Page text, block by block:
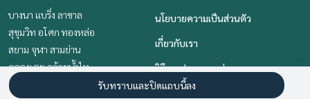
บางนา แบริ่ง ลาซาล
สุขุมวิท อโศก ทองหล่อ
สยาม จุฬา สามย่าน
คลองเตย กล้วยน้ำไท
พระราม 9 เพชรบุรีตัดใหม่ RCA
นโยบายความเป็นส่วนตัว
เกี่ยวกับเรา
วิธีการฝากขาย-เช่า
ติดต่อ
รับทราบและปิดแถบนี้ลง